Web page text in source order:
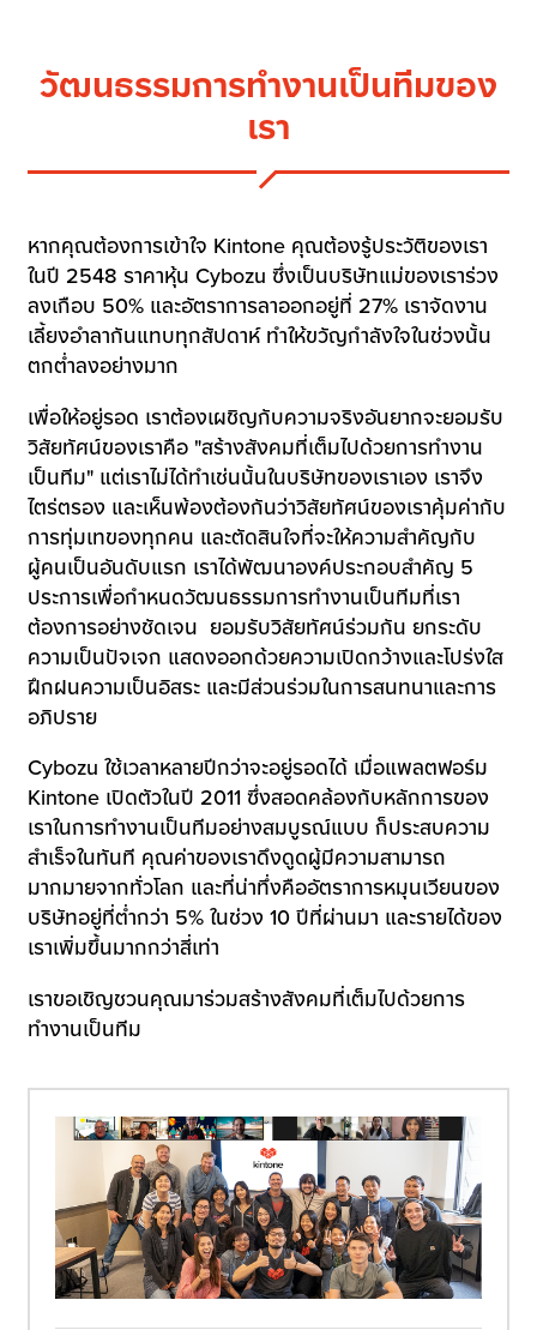
วัฒนธรรมการทำงานเป็นทีมของ
เรา
หากคุณต้องการเข้าใจ Kintone คุณต้องรู้ประวัติของเรา
ในปี 2548 ราคาหุ้น Cybozu ซึ่งเป็นบริษัทแม่ของเราร่วง
ลงเกือบ 50% และอัตราการลาออกอยู่ที่ 27% เราจัดงาน
เลี้ยงอำลากันแทบทุกสัปดาห์ ทำให้ขวัญกำลังใจในช่วงนั้น
ตกต่ำลงอย่างมาก
เพื่อให้อยู่รอด เราต้องเผชิญกับความจริงอันยากจะยอมรับ
วิสัยทัศน์ของเราคือ "สร้างสังคมที่เต็มไปด้วยการทำงาน
เป็นทีม" แต่เราไม่ได้ทำเช่นนั้นในบริษัทของเราเอง เราจึง
ไตร่ตรอง และเห็นพ้องต้องกันว่าวิสัยทัศน์ของเราคุ้มค่ากับ
การทุ่มเทของทุกคน และตัดสินใจที่จะให้ความสำคัญกับ
ผู้คนเป็นอันดับแรก เราได้พัฒนาองค์ประกอบสำคัญ 5
ประการเพื่อกำหนดวัฒนธรรมการทำงานเป็นทีมที่เรา
ต้องการอย่างชัดเจน ยอมรับวิสัยทัศน์ร่วมกัน ยกระดับ
ความเป็นปัจเจก แสดงออกด้วยความเปิดกว้างและโปร่งใส
ฝึกฝนความเป็นอิสระ และมีส่วนร่วมในการสนทนาและการ
อภิปราย
Cybozu ใช้เวลาหลายปีกว่าจะอยู่รอดได้ เมื่อแพลตฟอร์ม
Kintone เปิดตัวในปี 2011 ซึ่งสอดคล้องกับหลักการของ
เราในการทำงานเป็นทีมอย่างสมบูรณ์แบบ ก็ประสบความ
สำเร็จในทันที คุณค่าของเราดึงดูดผู้มีความสามารถ
มากมายจากทั่วโลก และที่น่าทึ่งคืออัตราการหมุนเวียนของ
บริษัทอยู่ที่ต่ำกว่า 5% ในช่วง 10 ปีที่ผ่านมา และรายได้ของ
เราเพิ่มขึ้นมากกว่าสี่เท่า
เราขอเชิญชวนคุณมาร่วมสร้างสังคมที่เต็มไปด้วยการ
ทำงานเป็นทีม